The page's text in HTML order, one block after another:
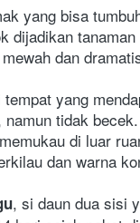
yang bisa
dijadikan
dan
yang
tidak
di luar
dan warna
, si daun dua sisi